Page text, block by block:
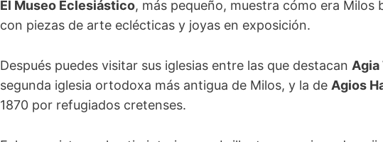
El Museo Eclesiástico, más pequeño, muestra cómo era Milos
con piezas de arte eclécticas y joyas en exposición.
Después puedes visitar sus iglesias entre las que destacan Agia
segunda iglesia ortodoxa más antigua de Milos, y la de Agios
1870 por refugiados cretenses.